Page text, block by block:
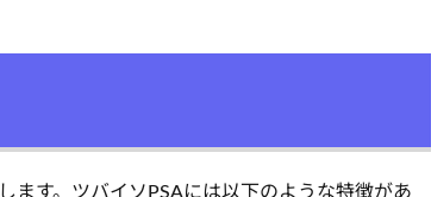
ます。ツバイソPSAには以下のような特徴があ